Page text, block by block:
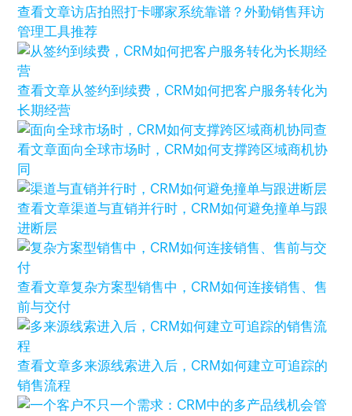
查看文章访店拍照打卡哪家系统靠谱？外勤销售拜访
管理工具推荐
查看文章从签约到续费，CRM如何把客户服务转化为
长期经营
查
看文章面向全球市场时，CRM如何支撑跨区域商机协
同
查看文章渠道与直销并行时，CRM如何避免撞单与跟
进断层
查看文章复杂方案型销售中，CRM如何连接销售、售
前与交付
查看文章多来源线索进入后，CRM如何建立可追踪的
销售流程